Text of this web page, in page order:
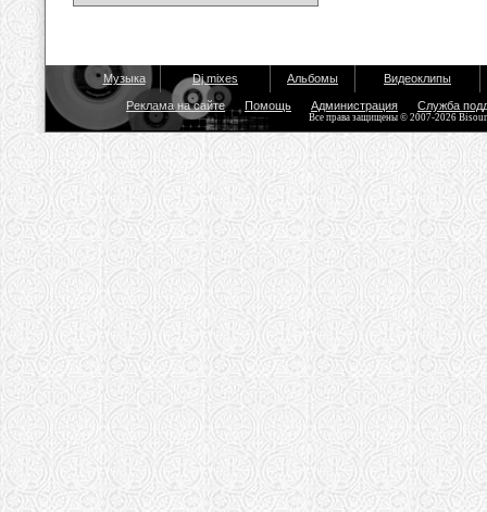
Музыка Dj mixes Альбомы Видеоклипы
Реклама на сайте Помощь Администрация Служба
Все права защищены © 2007-2026